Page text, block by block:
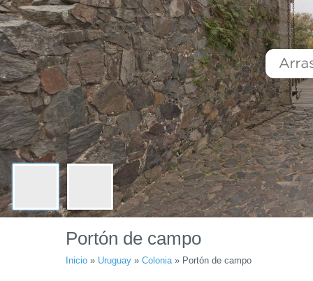
Portón de campo
Inicio » Uruguay » Colonia» Portón de campo